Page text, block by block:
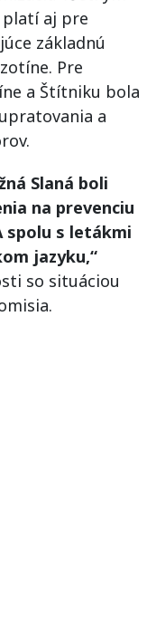
aj pre
základnú
Pre
a Štítniku bola
a
Slaná boli
na prevenciu
spolu s letákmi
jazyku,“
so situáciou